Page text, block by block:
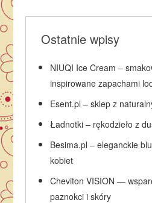
Ostatnie wpisy
NIUQI Ice Cream –
inspirowane zapachami
Esent.pl – sklep z
Ładnotki – rękodzieło z
Besima.pl – eleganckie
kobiet
Cheviton VISION —
paznokci i skóry